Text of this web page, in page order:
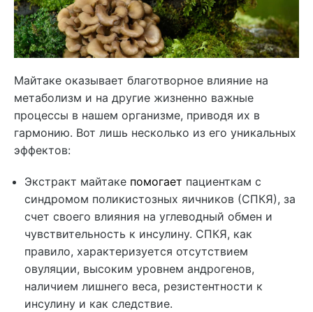
Майтаке оказывает благотворное влияние на
метаболизм и на другие жизненно важные
процессы в нашем организме, приводя их в
гармонию. Вот лишь несколько из его уникальных
эффектов:
Экстракт майтаке помогает пациенткам с
синдромом поликистозных яичников (СПКЯ), за
счет своего влияния на углеводный обмен и
чувствительность к инсулину. СПКЯ, как
правило, характеризуется отсутствием
овуляции, высоким уровнем андрогенов,
наличием лишнего веса, резистентности к
инсулину и как следствие.